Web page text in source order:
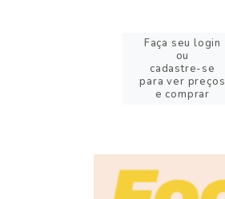
Faça seu login
ou
cadastre-se
para ver preços
e comprar